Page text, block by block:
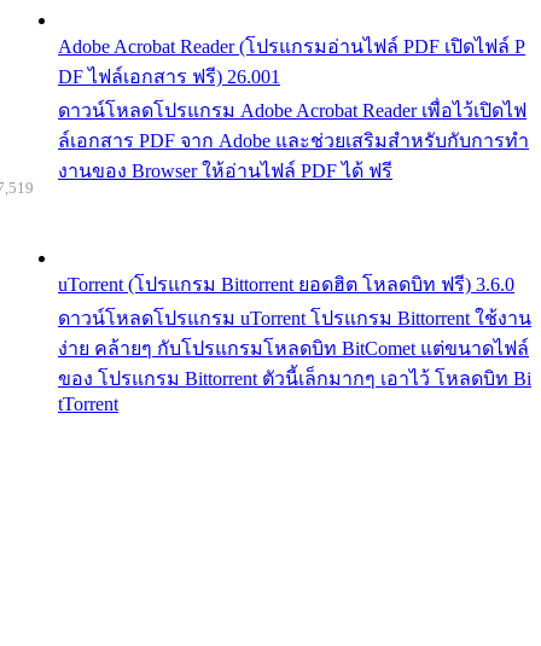
Adobe Acrobat Reader (โปรแกรมอ่านไฟล์ PDF เปิดไฟล์ P
DF ไฟล์เอกสาร ฟรี) 26.001
ดาวน์โหลดโปรแกรม Adobe Acrobat Reader เพื่อไว้เปิดไฟ
ล์เอกสาร PDF จาก Adobe และช่วยเสริมสำหรับกับการทำ
งานของ Browser ให้อ่านไฟล์ PDF ได้ ฟรี
uTorrent (โปรแกรม Bittorrent ยอดฮิต โหลดบิท ฟรี) 3.6.0
ดาวน์โหลดโปรแกรม uTorrent โปรแกรม Bittorrent ใช้งาน
ง่าย คล้ายๆ กับโปรแกรมโหลดบิท BitComet แต่ขนาดไฟล์
ของ โปรแกรม Bittorrent ตัวนี้เล็กมากๆ เอาไว้ โหลดบิท Bi
tTorrent